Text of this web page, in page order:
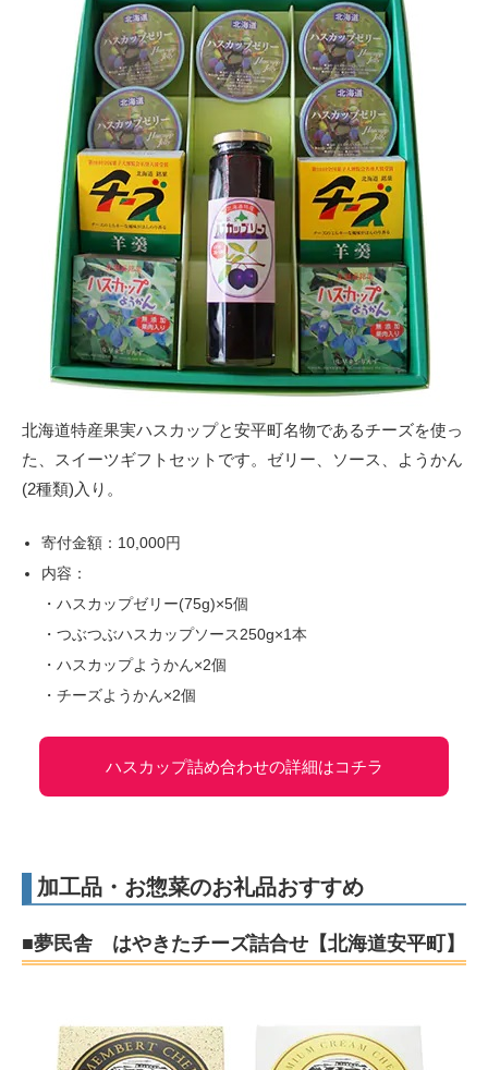
北海道特産果実ハスカップと安平町名物であるチーズを使っ
た、スイーツギフトセットです。ゼリー、ソース、ようかん
(2種類)入り。
寄付金額：10,000円
内容：
・ハスカップゼリー(75g)×5個
・つぶつぶハスカップソース250g×1本
・ハスカップようかん×2個
・チーズようかん×2個
ハスカップ詰め合わせの詳細はコチラ
加工品・お惣菜のお礼品おすすめ
■夢民舎 はやきたチーズ詰合せ【北海道安平町】